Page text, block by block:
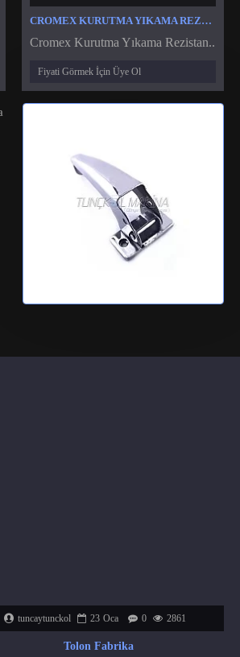
CROMEX KURUTMA YIKAMA REZISTANSLARI
Cromex Kurutma Yıkama Rezistan..
Fiyati Görmek İçin Üye Ol
tuncaytunckol 23 Oca 0 2861
Tolon Fabrika